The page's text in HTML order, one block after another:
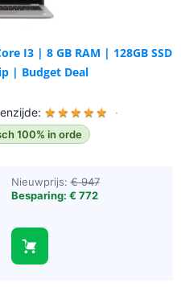
I3 | 8 GB RAM | 128GB SSD
| Budget Deal
★ ★ ★ ★ ★
·
100% in orde
Nieuwprijs:€ 947
Besparing: € 772